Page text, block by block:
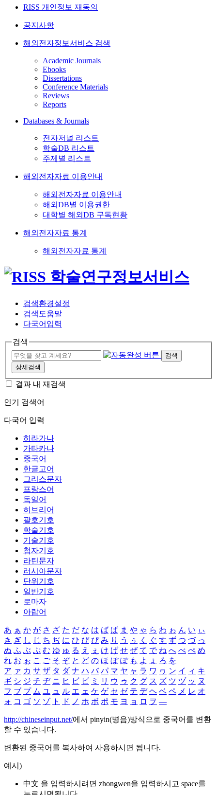
RISS 개인정보 재동의
공지사항
해외전자정보서비스 검색
Academic Journals
Ebooks
Dissertations
Conference Materials
Reviews
Reports
Databases & Journals
전자저널 리스트
학술DB 리스트
주제별 리스트
해외전자자료 이용안내
해외전자자료 이용안내
해외DB별 이용권한
대학별 해외DB 구독현황
해외전자자료 통계
해외전자자료 통계
검색환경설정
검색도움말
다국어입력
검색
검색
상세검색
결과 내 재검색
인기 검색어
다국어 입력
히라가나
가타카나
중국어
한글고어
그리스문자
프랑스어
독일어
히브리어
괄호기호
학술기호
기술기호
첨자기호
라틴문자
러시아문자
단위기호
일반기호
로마자
아랍어
あ ぁ か が さ ざ た だ な は ば ぱ ま や ゃ ら わ ゎ ん い ぃ
き ぎ し じ ち ぢ に ひ び ぴ み り う ぅ く ぐ す ず つ づ っ
ぬ ふ ぶ ぷ む ゆ ゅ る え ぇ け げ せ ぜ て で ね へ べ ぺ め
れ お ぉ こ ご そ ぞ と ど の ほ ぼ ぽ も よ ょ ろ を
ア ァ カ サ ザ タ ダ ナ ハ バ パ マ ヤ ャ ラ ワ ヮ ン イ ィ キ
ギ シ ジ チ ヂ ニ ヒ ビ ピ ミ リ ウ ゥ ク グ ス ズ ツ ヅ ッ ヌ
フ ブ プ ム ユ ュ ル エ ェ ケ ゲ セ ゼ テ デ ヘ ベ ペ メ レ オ
ォ コ ゴ ソ ゾ ト ド ノ ホ ボ ポ モ ヨ ョ ロ ヲ ―
http://chineseinput.net/에서 pinyin(병음)방식으로 중국어를 변환
할 수 있습니다.
변환된 중국어를 복사하여 사용하시면 됩니다.
예시)
中文 을 입력하시려면 zhongwen을 입력하시고 space를